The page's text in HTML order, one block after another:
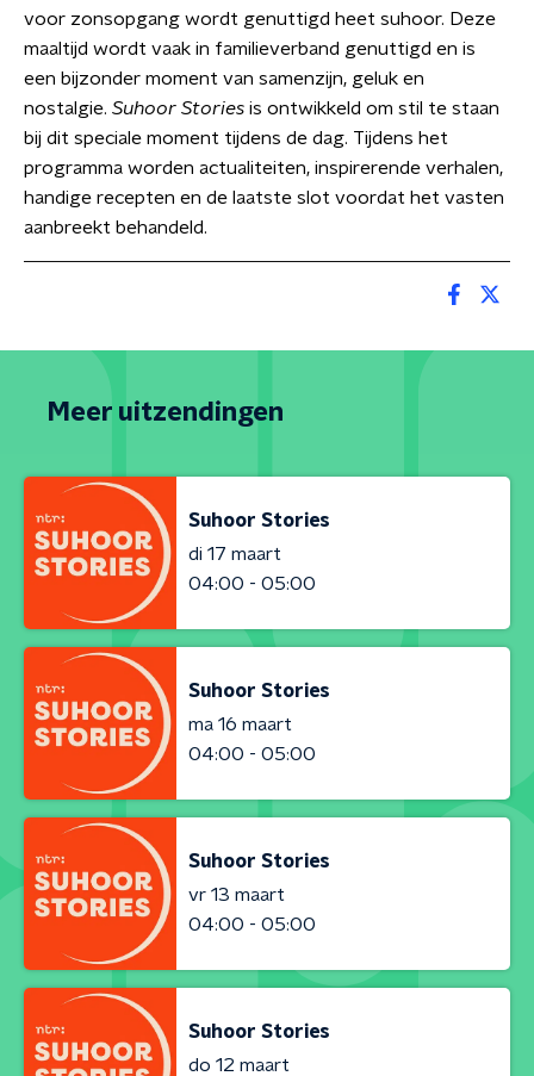
voor zonsopgang wordt genuttigd heet suhoor. Deze
maaltijd wordt vaak in familieverband genuttigd en is
een bijzonder moment van samenzijn, geluk en
nostalgie. Suhoor Stories is ontwikkeld om stil te staan
bij dit speciale moment tijdens de dag. Tijdens het
programma worden actualiteiten, inspirerende verhalen,
handige recepten en de laatste slot voordat het vasten
aanbreekt behandeld.
Meer uitzendingen
Suhoor Stories
di 17 maart
04:00 - 05:00
Suhoor Stories
ma 16 maart
04:00 - 05:00
Suhoor Stories
vr 13 maart
04:00 - 05:00
Suhoor Stories
do 12 maart